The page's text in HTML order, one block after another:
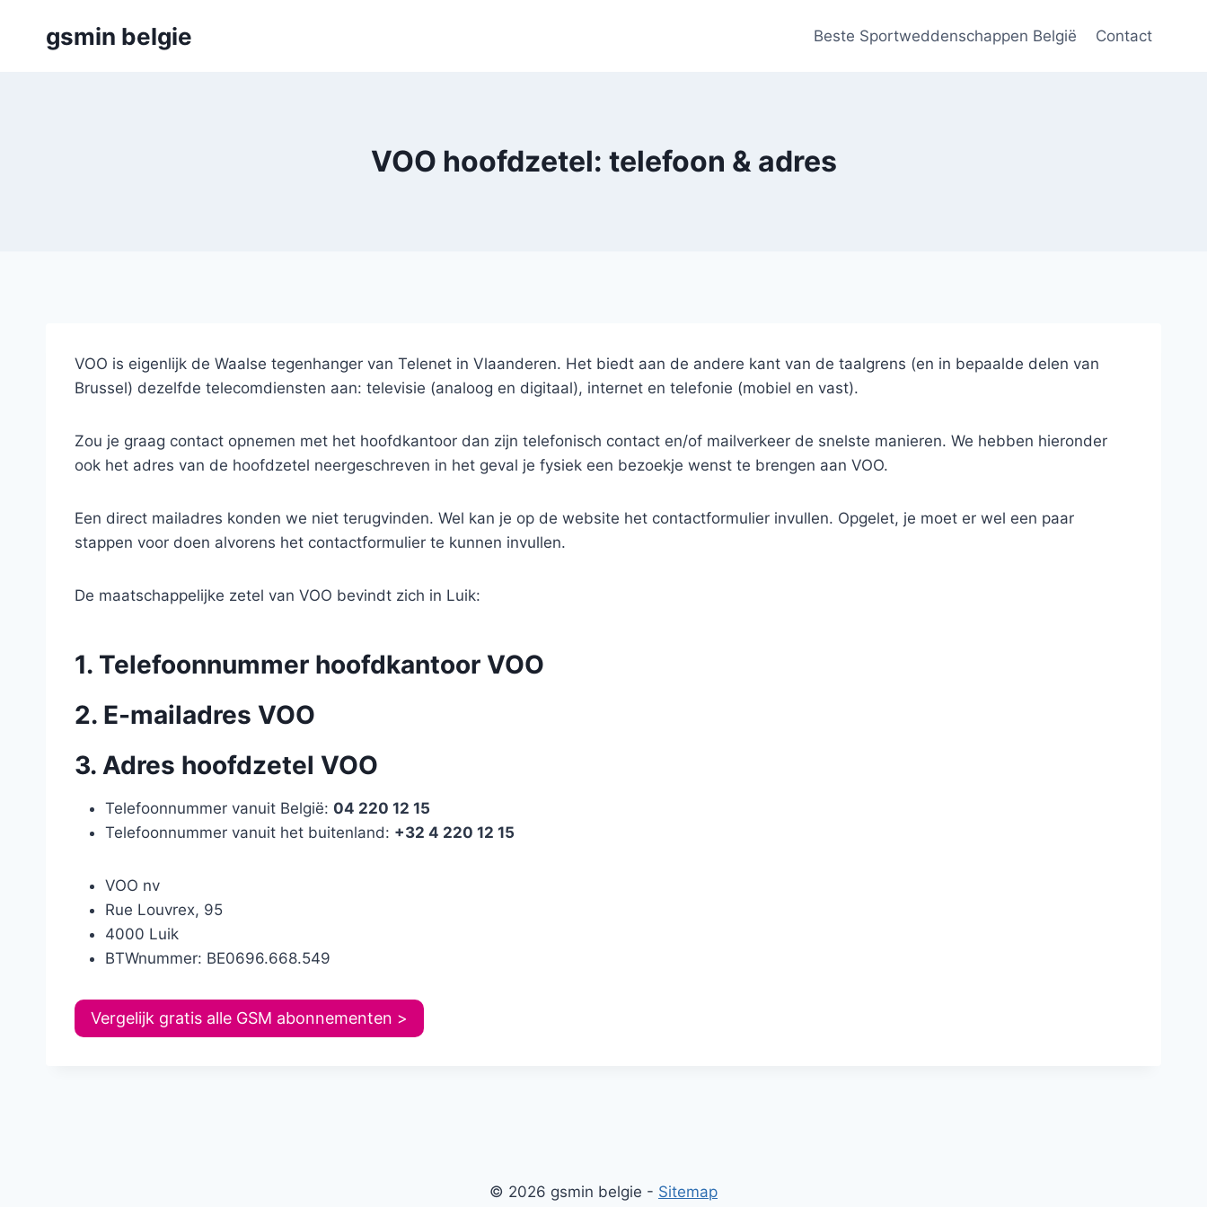
gsmin belgie Beste Sportweddenschappen België Contact
VOO hoofdzetel: telefoon & adres
VOO is eigenlijk de Waalse tegenhanger van Telenet in Vlaanderen. Het biedt aan de andere kant van de taalgrens (en in bepaalde delen van
Brussel) dezelfde telecomdiensten aan: televisie (analoog en digitaal), internet en telefonie (mobiel en vast).
Zou je graag contact opnemen met het hoofdkantoor dan zijn telefonisch contact en/of mailverkeer de snelste manieren. We hebben hieronder
ook het adres van de hoofdzetel neergeschreven in het geval je fysiek een bezoekje wenst te brengen aan VOO.
Een direct mailadres konden we niet terugvinden. Wel kan je op de website het contactformulier invullen. Opgelet, je moet er wel een paar
stappen voor doen alvorens het contactformulier te kunnen invullen.
De maatschappelijke zetel van VOO bevindt zich in Luik:
1. Telefoonnummer hoofdkantoor VOO
2. E-mailadres VOO
3. Adres hoofdzetel VOO
Telefoonnummer vanuit België: 04 220 12 15
Telefoonnummer vanuit het buitenland: +32 4 220 12 15
VOO nv
Rue Louvrex, 95
4000 Luik
BTWnummer: BE0696.668.549
Vergelijk gratis alle GSM abonnementen >
© 2026 gsmin belgie - Sitemap